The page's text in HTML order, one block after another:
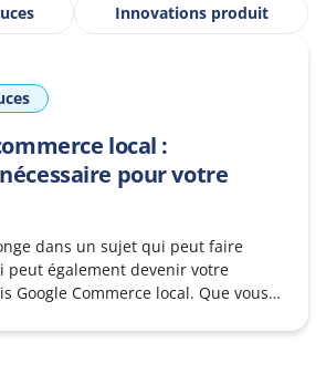
Innovations produit
local :
pour votre
dans un sujet qui peut faire
peut également devenir votre
Google Commerce local. Que vous
votre fiche d’établissement est